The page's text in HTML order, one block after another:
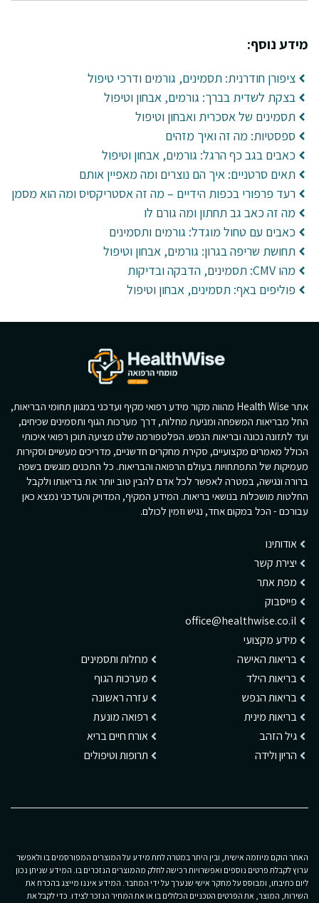
מידע נוסף:
ציפורן חודרנית: תסמינים, גורמים ודרכי טיפול
בצקת לשדית בברך: גורמים, אבחון וטיפול
תסמינים של אסכרית ואבחון וטיפול
ספסטיות: מה זה ואיך מזהים
כאבים בגב כף הרגל: גורמים, אבחון וטיפול
תאים סרטניים: איך הם נוצרים ומה מאפיין אותם
רעד פרפורי בכפות הידיים – מה זה אסטריקסיס ומה הוא מסמן
מה זה כאב גב תחתון ומה גורם לו
כאבים עם טחול מוגדל: גורמים ותסמינים
תחושת שריפה בגרון: גורמים, אבחון וטיפול
מהו CMV: תסמינים, הדבקה ובדיקות
פוליפים באף: תסמינים, אבחון וטיפול
אתר Health Wise מהווה מקור מידע רפואי מקיף ועדכני במגוון תחומי הבריאות,
החל מבריאות המשפחה ומניעת מחלות, דרך מערכות הגוף ותסמינים שכיחים,
ועד לתזונה נכונה ובריאות הנפש. הפלטפורמה שלנו מציעה תוכן רפואי איכותי
הכולל מאמרים מקצועיים, סקירת מחקרים חדשניים, מדריכים מעשיים וסקירות
מעמיקות של התפתחויות בעולם הרפואה והבריאות. כל התכנים מוגשים בשפה
ברורה ונגישה, במטרה לאפשר לכל אדם להבין טוב יותר את בריאותו ולקבל
החלטות מושכלות בנושאי בריאות. המידע המקיף, המדויק והעדכני נמצא כאן
עבורכם - הכל במקום אחד, נגיש וזמין לכולם.
אודותינו
יצירת קשר
מפת אתר
פייסבוק
office@healthwise.co.il
מידע מקצועי
בריאות האישה
בריאות הילד
בריאות הנפש
בריאות מינית
גיל הזהב
הריון ולידה
מחלות ותסמינים
מערכות הגוף
עזרה ראשונה
רפואה מונעת
אורח חיים בריא
תרופות וטיפולים
האתר הוקם מיוזמה אישית, ובין היתר במטרה לתת מידע על המוצרים המפורסמים בו ולאפשר
ערוץ לקבלת פרטים נוספים ואפשרויות רכישה לחלק מהמוצרים הנזכרים בו. המידע שניתן נכון
ליום כתיבתו, ומבוסס על מחקר אישי שנערך על ידי המחבר. המידע איננו מייצג בהכרח את
השירות, המוצר, את הפרטים הטכניים הכלולים בו או את המחיר הנזכר לצידו. כדי לקבל את